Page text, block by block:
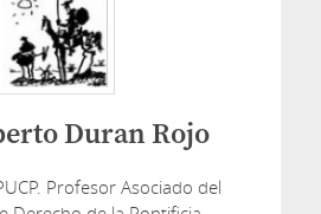
Duran Rojo
Profesor Asociado del